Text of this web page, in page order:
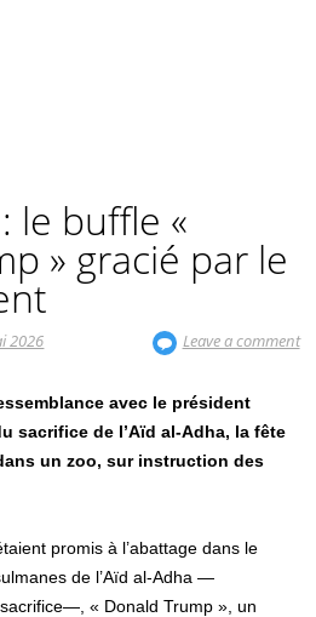
le buffle «
» gracié par le
2026 Leave a comment
avec le président
sacrifice de l’Aïd al-Adha, la fête
un zoo, sur instruction des
promis à l’abattage dans le
de l’Aïd al-Adha —
« Donald Trump », un